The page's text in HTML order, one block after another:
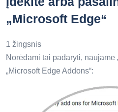
„Microsoft Edge“
1 žingsnis
Norėdami tai padaryti, naujame
„Microsoft Edge Addons“: